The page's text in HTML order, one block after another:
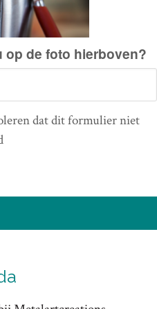
op de foto hierboven?
dat dit formulier niet